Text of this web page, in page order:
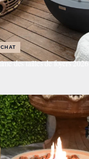
des tailles de foyers 2026